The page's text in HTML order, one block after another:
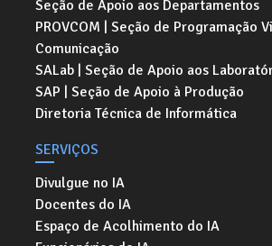
Seção de Apoio aos Departamentos
PROVCOM | Seção de Programação
Comunicação
SALab | Seção de Apoio aos
SAP | Seção de Apoio à Produção
Diretoria Técnica de Informática
SERVIÇOS
Divulgue no IA
Docentes do IA
Espaço de Acolhimento do IA